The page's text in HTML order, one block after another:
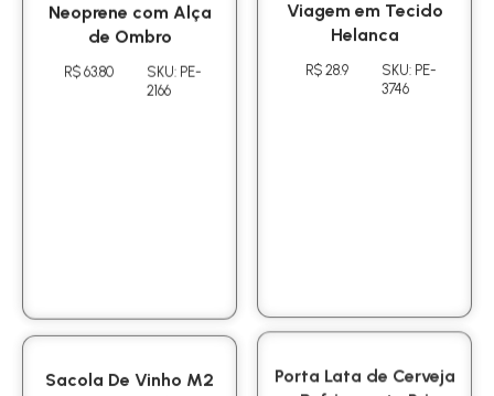
Neoprene com Alça
de Ombro
R$ 63.80
SKU: PE-
2166
Viagem em Tecido
Helanca
R$ 28.9
SKU: PE-
3746
Sacola De Vinho M2
Porta Lata de Cerveja